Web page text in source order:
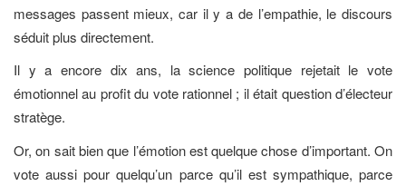
messages passent mieux, car il y a de l’empathie, le discours
séduit plus directement.
Il y a encore dix ans, la science politique rejetait le vote
émotionnel au profit du vote rationnel ; il était question d’électeur
stratège.
Or, on sait bien que l’émotion est quelque chose d’important. On
vote aussi pour quelqu’un parce qu’il est sympathique, parce